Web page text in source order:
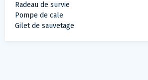
Radeau de survie
Pompe de cale
Gilet de sauvetage